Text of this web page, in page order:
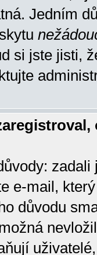
Jedním
si jste jisti,
e-mail,
důvodu